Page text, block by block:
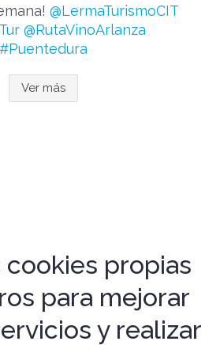
@LermaTurismoCIT
@RutaVinoArlanza
#Puentedura
Ver más
cookies propias
para mejorar
y realizar